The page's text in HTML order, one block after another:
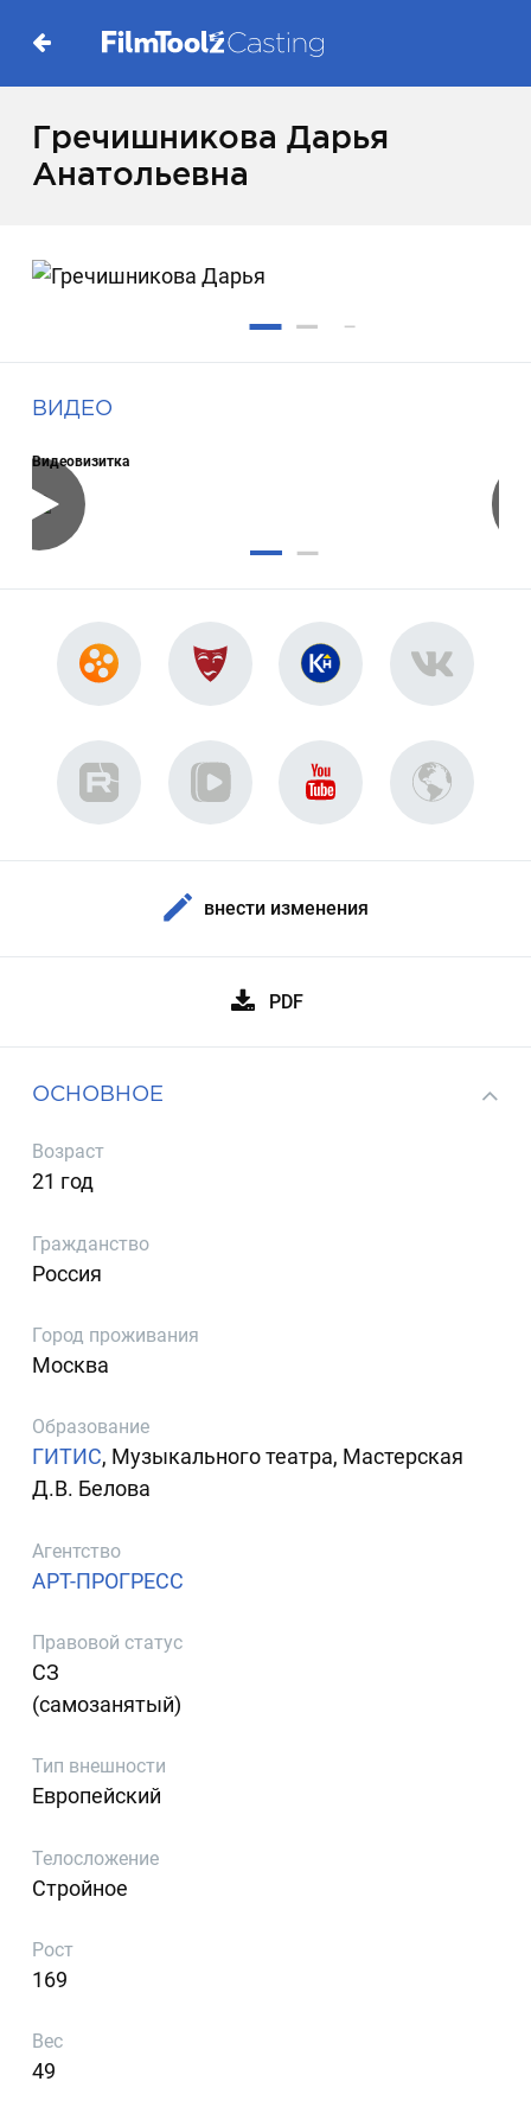
Гречишникова Дарья
Анатольевна
ВИДЕО
Видеовизитка
внести изменения
PDF
ОСНОВНОЕ
Возраст
21 год
Гражданство
Россия
Город проживания
Москва
Образование
ГИТИС, Музыкального театра, Мастерская
Д.В. Белова
Агентство
АРТ-ПРОГРЕСС
Правовой статус
СЗ
(самозанятый)
Тип внешности
Европейский
Телосложение
Стройное
Рост
169
Вес
49